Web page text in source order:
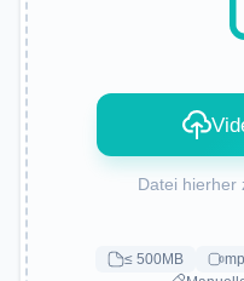
Datei hierher
≤ 500MB